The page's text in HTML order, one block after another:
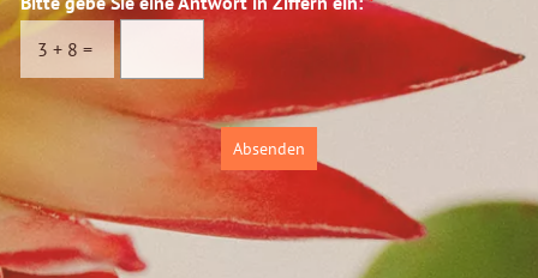
f
f
r
s
c
u
3 + 8 =
Absenden